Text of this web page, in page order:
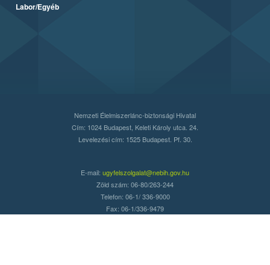
Labor/Egyéb
Nemzeti Élelmiszerlánc-biztonsági Hivatal
Cím: 1024 Budapest, Keleti Károly utca. 24.
Levelezési cím: 1525 Budapest. Pf. 30.
E-mail: ugyfelszolgalat@nebih.gov.hu
Zöld szám: 06-80/263-244
Telefon: 06-1/ 336-9000
Fax: 06-1/336-9479